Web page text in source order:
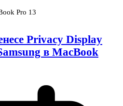
Pro 13
Privacy Display
в MacBook